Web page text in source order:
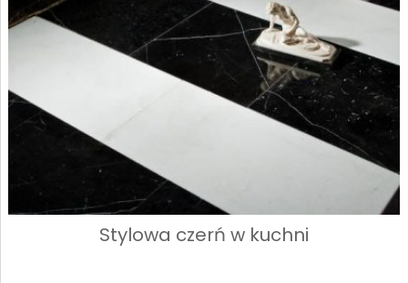
Stylowa czerń w kuchni